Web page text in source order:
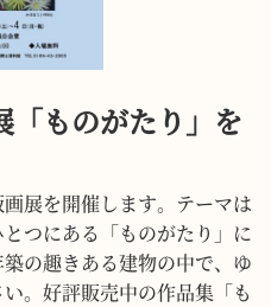
「ものがたり」を
展を開催します。テーマは
つにある「ものがたり」に
の趣きある建物の中で、ゆ
。好評販売中の作品集「も